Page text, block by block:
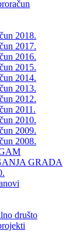
2018.
2017.
2016.
2015.
2014.
2013.
2012.
2011.
2010.
2009.
2008.
GRADA
društo